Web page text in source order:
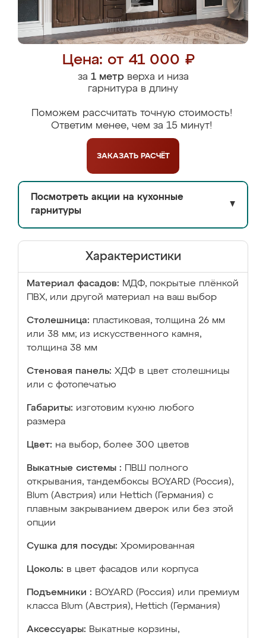
Цена: от 41 000 ₽
за 1 метрверха и низа
гарнитура в длину
Поможем рассчитать точную стоимость!
Ответим менее, чем за 15 минут!
ЗАКАЗАТЬ РАСЧЁТ
Посмотреть акции на кухонные
гарнитуры
▼
Характеристики
Материал фасадов: МДФ, покрытые плёнкой
ПВХ, или другой материал на ваш выбор
Столешница: пластиковая, толщина 26 мм
или 38 мм; из искусственного камня,
толщина 38 мм
Стеновая панель: ХДФ в цвет столешницы
или с фотопечатью
Габариты: изготовим кухню любого
размера
Цвет: на выбор, более 300 цветов
Выкатные системы :
ПВШ полного
открывания, тандембоксы BOYARD (Россия),
Blum (Австрия) или Hettich (Германия) с
плавным закрыванием дверок или без этой
опции
Сушка для посуды: Хромированная
Цоколь: в цвет фасадов или корпуса
Подъемники : BOYARD (Россия) или премиум
класса Blum (Австрия), Hettich (Германия)
Аксессуары: Выкатные корзины,